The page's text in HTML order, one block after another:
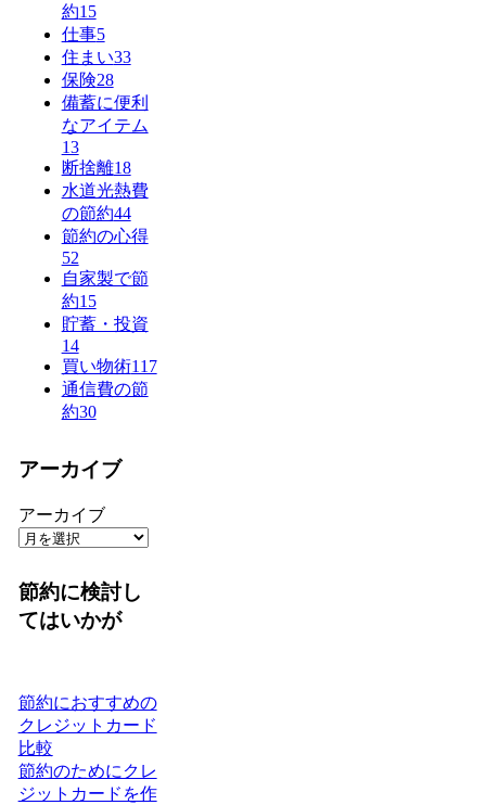
約15
仕事5
住まい33
保険28
備蓄に便利
なアイテム
13
断捨離18
水道光熱費
の節約44
節約の心得
52
自家製で節
約15
貯蓄・投資
14
買い物術117
通信費の節
約30
アーカイブ
アーカイブ
節約に検討し
てはいかが
節約におすすめの
クレジットカード
比較
節約のためにクレ
ジットカードを作